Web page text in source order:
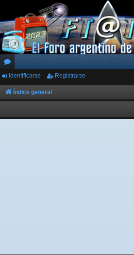
or
os
Identificarse Registrarse
Índice general